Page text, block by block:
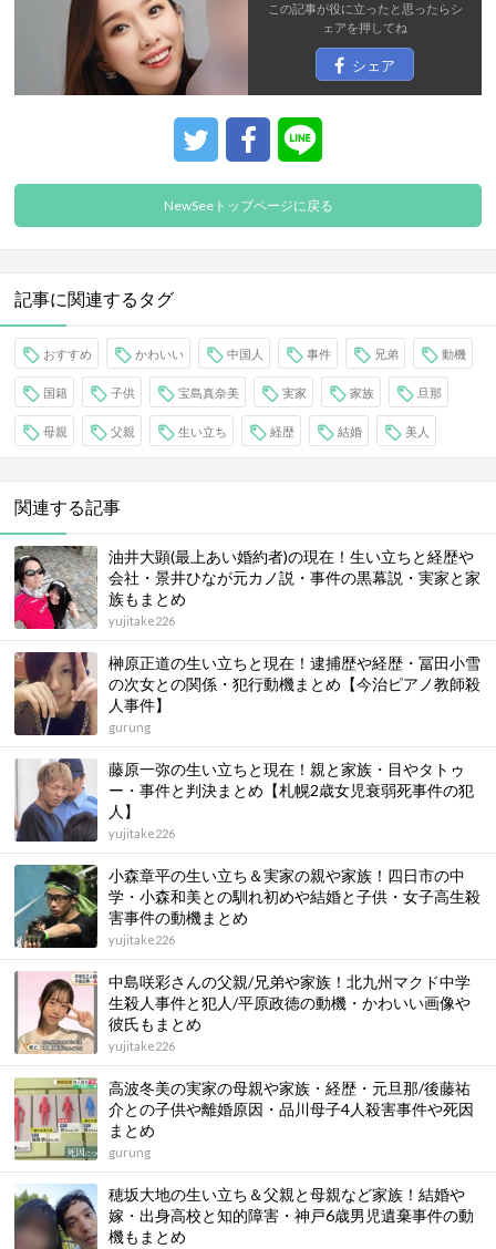
この記事が役に立ったと思ったらシ
ェアを押してね
シェア
NewSeeトップページに戻る
記事に関連するタグ
おすすめ かわいい 中国人 事件 兄弟 動機
国籍 子供 宝島真奈美 実家 家族 旦那
母親 父親 生い立ち 経歴 結婚 美人
関連する記事
油井大顕(最上あい婚約者)の現在！生い立ちと経歴や
会社・景井ひなが元カノ説・事件の黒幕説・実家と家
族もまとめ
yujitake226
榊原正道の生い立ちと現在！逮捕歴や経歴・冨田小雪
の次女との関係・犯行動機まとめ【今治ピアノ教師殺
人事件】
gurung
藤原一弥の生い立ちと現在！親と家族・目やタトゥ
ー・事件と判決まとめ【札幌2歳女児衰弱死事件の犯
人】
yujitake226
小森章平の生い立ち＆実家の親や家族！四日市の中
学・小森和美との馴れ初めや結婚と子供・女子高生殺
害事件の動機まとめ
yujitake226
中島咲彩さんの父親/兄弟や家族！北九州マクド中学
生殺人事件と犯人/平原政徳の動機・かわいい画像や
彼氏もまとめ
yujitake226
高波冬美の実家の母親や家族・経歴・元旦那/後藤祐
介との子供や離婚原因・品川母子4人殺害事件や死因
まとめ
gurung
穂坂大地の生い立ち＆父親と母親など家族！結婚や
嫁・出身高校と知的障害・神戸6歳男児遺棄事件の動
機もまとめ